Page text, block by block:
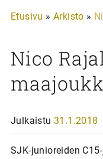
Etusivu » Arkisto »
Nico
Julkaistu 31.1.2018
SJK-junioreiden